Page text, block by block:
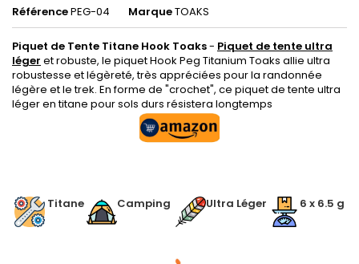
RéférencePEG-04 MarqueTOAKS
Piquet de Tente Titane Hook Toaks- Piquet de tente ultra
léger et robuste, le piquet Hook Peg Titanium Toaks allie ultra
robustesse et légèreté, très appréciées pour la randonnée
légère et le trek. En forme de "crochet", ce piquet de tente ultra
léger en titane pour sols durs résistera longtemps
Titane Camping Ultra Léger 6 x 6.5 g